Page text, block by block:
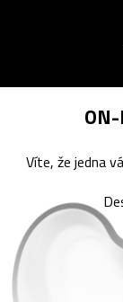
Víte, že jedna